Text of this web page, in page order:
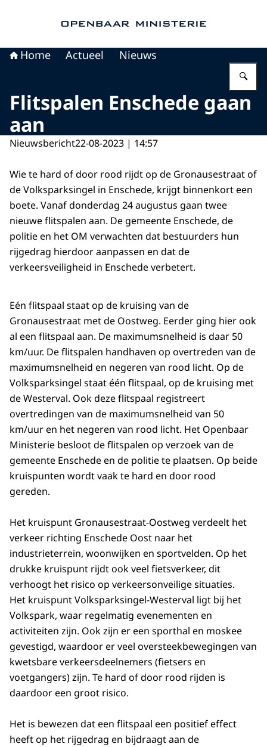
Home Actueel Nieuws
Flitspalen Enschede gaan
aan
Nieuwsbericht22-08-2023 | 14:57
Wie te hard of door rood rijdt op de Gronausestraat of
de Volksparksingel in Enschede, krijgt binnenkort een
boete. Vanaf donderdag 24 augustus gaan twee
nieuwe flitspalen aan. De gemeente Enschede, de
politie en het OM verwachten dat bestuurders hun
rijgedrag hierdoor aanpassen en dat de
verkeersveiligheid in Enschede verbetert.
Eén flitspaal staat op de kruising van de
Gronausestraat met de Oostweg. Eerder ging hier ook
al een flitspaal aan. De maximumsnelheid is daar 50
km/uur. De flitspalen handhaven op overtreden van de
maximumsnelheid en negeren van rood licht. Op de
Volksparksingel staat één flitspaal, op de kruising met
de Westerval. Ook deze flitspaal registreert
overtredingen van de maximumsnelheid van 50
km/uur en het negeren van rood licht. Het Openbaar
Ministerie besloot de flitspalen op verzoek van de
gemeente Enschede en de politie te plaatsen. Op beide
kruispunten wordt vaak te hard en door rood
gereden.
Het kruispunt Gronausestraat-Oostweg verdeelt het
verkeer richting Enschede Oost naar het
industrieterrein, woonwijken en sportvelden. Op het
drukke kruispunt rijdt ook veel fietsverkeer, dit
verhoogt het risico op verkeersonveilige situaties.
Het kruispunt Volksparksingel-Westerval ligt bij het
Volkspark, waar regelmatig evenementen en
activiteiten zijn. Ook zijn er een sporthal en moskee
gevestigd, waardoor er veel oversteekbewegingen van
kwetsbare verkeersdeelnemers (fietsers en
voetgangers) zijn. Te hard of door rood rijden is
daardoor een groot risico.
Het is bewezen dat een flitspaal een positief effect
heeft op het rijgedrag en bijdraagt aan de